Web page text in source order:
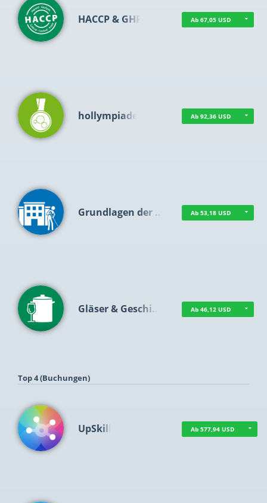
HACCP & GHP Ab 67,05 USD
hollympiade Ab 92,36 USD
Grundlagen der … Ab 53,18 USD
Gläser & Geschi… Ab 46,12 USD
Top 4 (Buchungen)
UpSkill Ab 577,94 USD